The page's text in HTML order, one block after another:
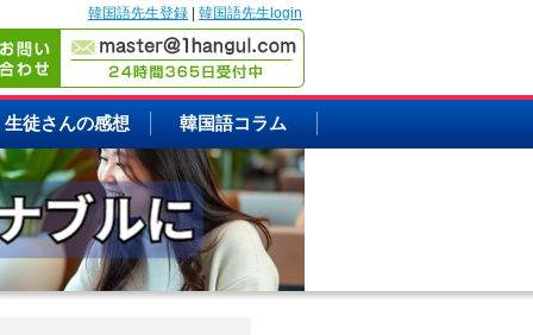
韓国語先生登録 韓国語先生login
生徒さんの感想 韓国語コラム